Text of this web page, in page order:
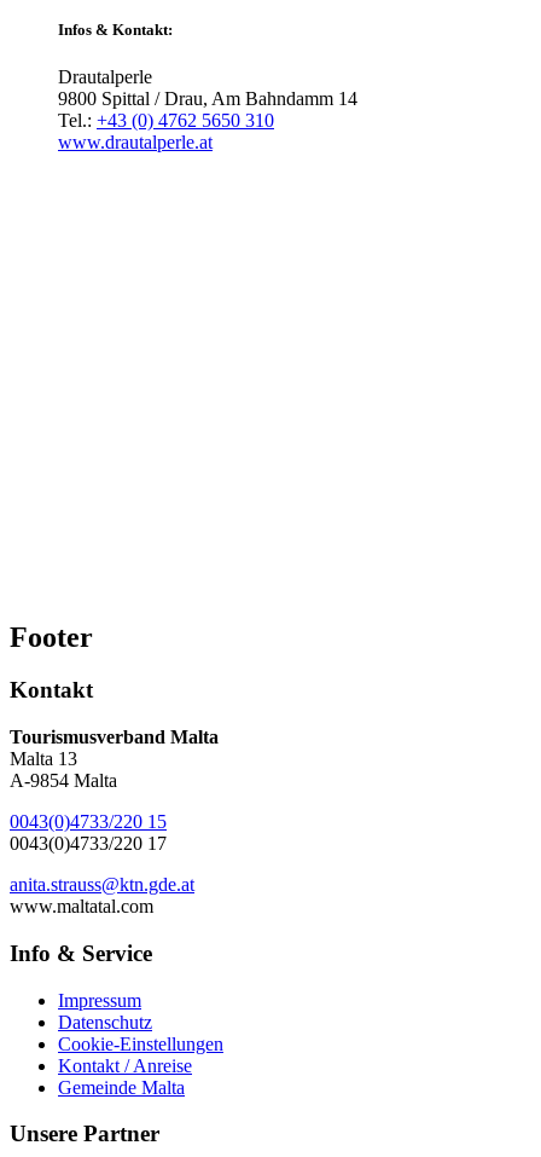
Infos & Kontakt:
Drautalperle
9800 Spittal / Drau, Am Bahndamm 14
Tel.: +43 (0) 4762 5650 310
www.drautalperle.at
Footer
Kontakt
Tourismusverband Malta
Malta 13
A-9854 Malta
0043(0)4733/220 15
0043(0)4733/220 17
anita.strauss@ktn.gde.at
www.maltatal.com
Info & Service
Impressum
Datenschutz
Cookie-Einstellungen
Kontakt / Anreise
Gemeinde Malta
Unsere Partner